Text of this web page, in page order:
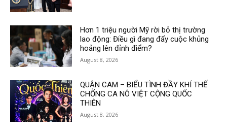
Hơn 1 triệu người Mỹ rời bỏ thị trường
lao động: Điều gì đang đẩy cuộc khủng
hoảng lên đỉnh điểm?
August 8, 2026
QUẬN CAM – BIỂU TÌNH ĐẦY KHÍ THẾ
CHỐNG CA NÔ VIỆT CỘNG QUỐC
THIÊN
August 8, 2026